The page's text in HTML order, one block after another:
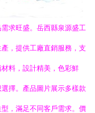
求旺盛。岳西縣泉源盛工
，提供工廠直銷服務，支
料，設計精美，色彩鮮
擇。產品圖片展示多樣款
，滿足不同客戶需求。價